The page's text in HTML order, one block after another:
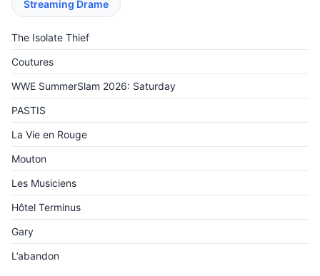
Streaming Drame
The Isolate Thief
Coutures
WWE SummerSlam 2026: Saturday
PASTIS
La Vie en Rouge
Mouton
Les Musiciens
Hôtel Terminus
Gary
L’abandon